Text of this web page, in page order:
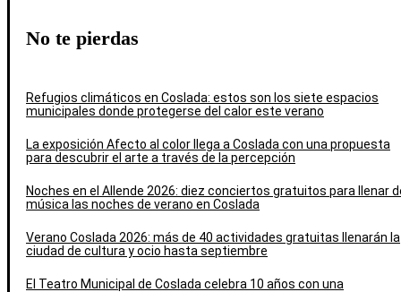
No te pierdas
Refugios climáticos en Coslada: estos son los siete espacios
municipales donde protegerse del calor este verano
La exposición Afecto al color llega a Coslada con una propuesta
para descubrir el arte a través de la percepción
Noches en el Allende 2026: diez conciertos gratuitos para llenar
música las noches de verano en Coslada
Verano Coslada 2026: más de 40 actividades gratuitas llenarán la
ciudad de cultura y ocio hasta septiembre
El Teatro Municipal de Coslada celebra 10 años con una